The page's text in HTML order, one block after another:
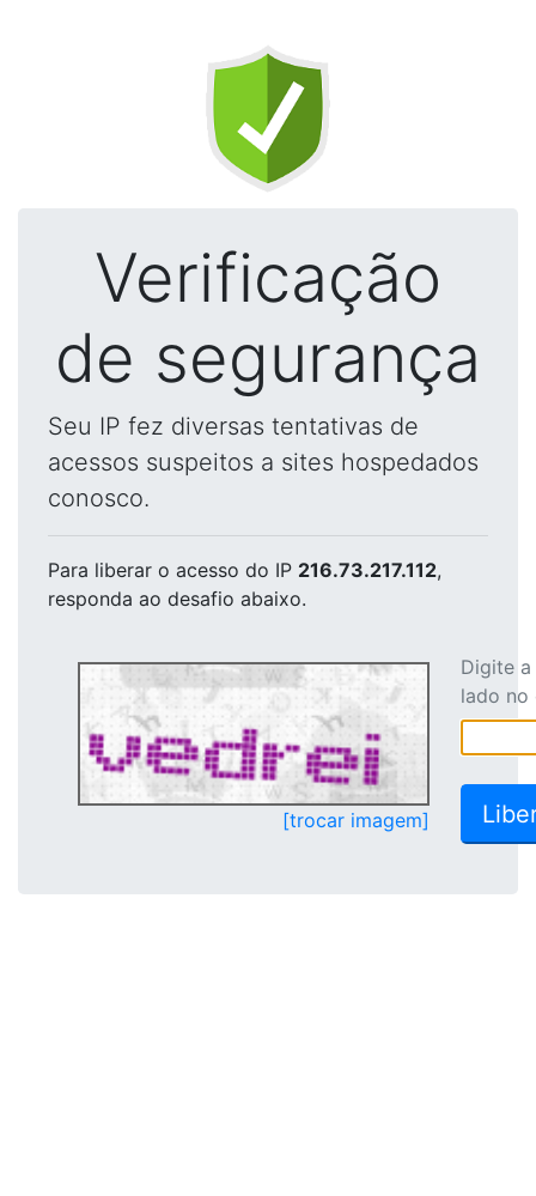
Verificação
de segurança
Seu IP fez diversas tentativas de
acessos suspeitos a sites hospedados
conosco.
Para liberar o acesso do IP 216.73.217.112,
responda ao desafio abaixo.
[trocar imagem]
Digite
lado no